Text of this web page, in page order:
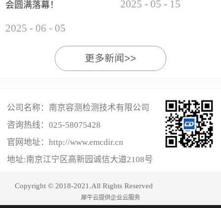
会圆满落幕！
2025 - 06 - 05
成功举办
2025 - 05 - 15
更多新闻>>
公司名称：南京容测检测技术有限公司
咨询热线： 025-58075428
官网地址：http://www.emcdir.cn
地址:南京江宁区高新园诚信大道2108号
Copyright © 2018-2021.All Rights Reserved
犀牛云提供企业云服务